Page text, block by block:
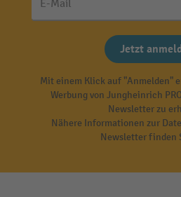
E-Mail
Jetzt
Mit einem Klick auf "Anmelden"
Werbung von Jungheinrich
Newsletter zu
Nähere Informationen zur
Newsletter finden